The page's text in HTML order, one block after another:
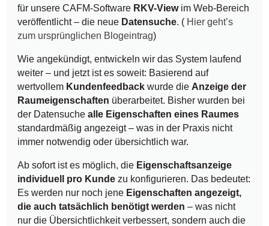
für unsere CAFM-Software RKV-Viewim Web-Bereich
veröffentlicht – die neue Datensuche. ( Hier geht’s
zum ursprünglichen Blogeintrag)
Wie angekündigt, entwickeln wir das System laufend
weiter – und jetzt ist es soweit: Basierend auf
wertvollem Kundenfeedback wurde die Anzeige der
Raumeigenschaften überarbeitet. Bisher wurden bei
der Datensuchealle Eigenschaften eines Raumes
standardmäßig angezeigt – was in der Praxis nicht
immer notwendig oder übersichtlich war.
Ab sofort ist es möglich, die Eigenschaftsanzeige
individuell pro Kunde zu konfigurieren. Das bedeutet:
Es werden nur noch jene Eigenschaften angezeigt,
die auch tatsächlich benötigt werden – was nicht
nur die Übersichtlichkeit verbessert, sondern auch die